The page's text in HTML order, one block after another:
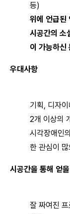
등)
위에 언급된
시공간의 소
이 가능하신
우대사항
기획, 디자
2개 이상의
시각장애인
한 관심이
시공간을 통해 얻
잘 짜여진